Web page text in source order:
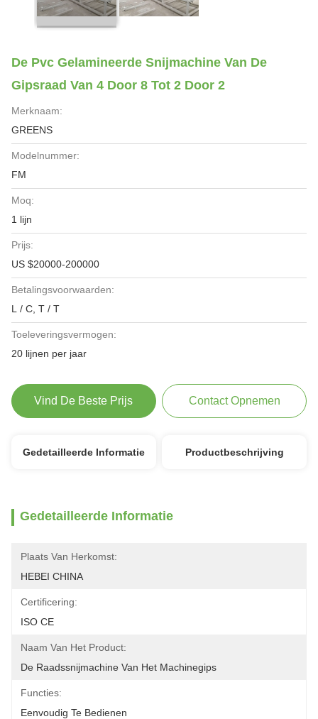
De Pvc Gelamineerde Snijmachine Van De
Gipsraad Van 4 Door 8 Tot 2 Door 2
Merknaam:
GREENS
Modelnummer:
FM
Moq:
1 lijn
Prijs:
US $20000-200000
Betalingsvoorwaarden:
L / C, T / T
Toeleveringsvermogen:
20 lijnen per jaar
Vind De Beste Prijs Contact Opnemen
Gedetailleerde Informatie Productbeschrijving
Gedetailleerde Informatie
Plaats Van Herkomst:
HEBEI CHINA
Certificering:
ISO CE
Naam Van Het Product:
De Raadssnijmachine Van Het Machinegips
Functies:
Eenvoudig Te Bedienen